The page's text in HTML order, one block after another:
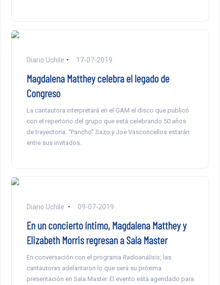
Diario Uchile 17-07-2019
Magdalena Matthey celebra el legado de
Congreso
La cantautora interpretará en el GAM el disco que publicó
con el repertorio del grupo que está celebrando 50 años
de trayectoria. “Pancho” Sazo y Joe Vasconcellos estarán
entre sus invitados.
Diario Uchile 09-07-2019
En un concierto íntimo, Magdalena Matthey y
Elizabeth Morris regresan a Sala Master
En conversación con el programa Radioanálisis , las
cantautoras adelantaron lo que será su próxima
presentación en Sala Master. El evento está agendado para